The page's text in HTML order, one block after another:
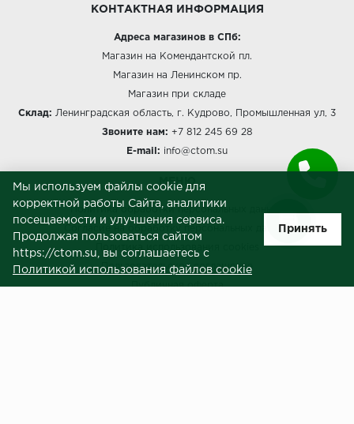
КОНТАКТНАЯ ИНФОРМАЦИЯ
Адреса магазинов в СПб:
Магазин на Комендантской пл.
Магазин на Ленинском пр.
Магазин при складе
Склад: Ленинградская область, г. Кудрово, Промышленная ул, 3
Звоните нам: +7 812 245 69 28
E-mail: info@ctom.su
МЕНЮ
Политика обработки персональных данных
Согласие на обработку персональных данных
Пользовательское соглашение
Публичная оферта
Мы используем файлы cookie для
корректной работы Сайта, аналитики
посещаемости и улучшения сервиса.
Продолжая пользоваться сайтом
https://ctom.su, вы соглашаетесь с
Политикой использования файлов cookie
Принять